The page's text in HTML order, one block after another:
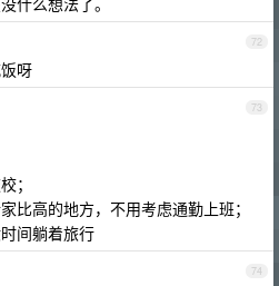
72
呀
73
；
比高的地方，不用考虑通勤上班；
间躺着旅行
74